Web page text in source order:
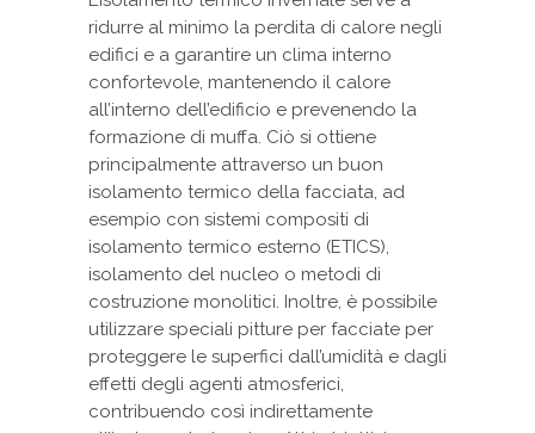
ridurre al minimo la perdita di calore negli
edifici e a garantire un clima interno
confortevole, mantenendo il calore
all’interno dell’edificio e prevenendo la
formazione di muffa. Ciò si ottiene
principalmente attraverso un buon
isolamento termico della facciata, ad
esempio con sistemi compositi di
isolamento termico esterno (ETICS),
isolamento del nucleo o metodi di
costruzione monolitici. Inoltre, è possibile
utilizzare speciali pitture per facciate per
proteggere le superfici dall’umidità e dagli
effetti degli agenti atmosferici,
contribuendo così indirettamente